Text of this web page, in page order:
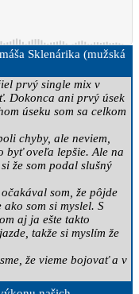
Sklenárika (mužská
prvý single mix v
Dokonca ani prvý úsek
úseku som sa celkom
chyby, ale neviem,
byť oveľa lepšie. Ale na
že som podal slušný
som, že pôjde
som si myslel. S
aj ja ešte takto
takže si myslím že
že vieme bojovať a v